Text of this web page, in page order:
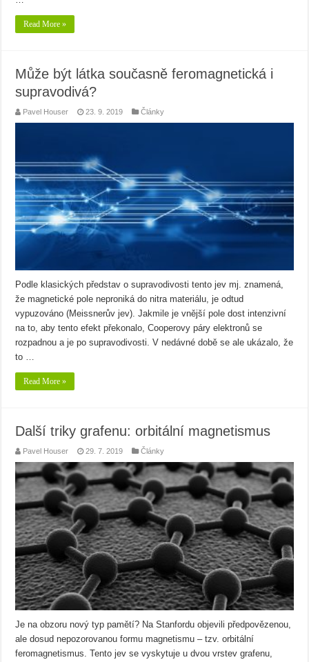
Read More »
Může být látka současně feromagnetická i
supravodivá?
Pavel Houser 23. 9. 2019 Články
Podle klasických představ o supravodivosti tento jev mj. znamená,
že magnetické pole neproniká do nitra materiálu, je odtud
vypuzováno (Meissnerův jev). Jakmile je vnější pole dost intenzivní
na to, aby tento efekt překonalo, Cooperovy páry elektronů se
rozpadnou a je po supravodivosti. V nedávné době se ale ukázalo, že
to …
Read More »
Další triky grafenu: orbitální magnetismus
Pavel Houser 29. 7. 2019 Články
Je na obzoru nový typ pamětí? Na Stanfordu objevili předpovězenou,
ale dosud nepozorovanou formu magnetismu – tzv. orbitální
feromagnetismus. Tento jev se vyskytuje u dvou vrstev grafenu,